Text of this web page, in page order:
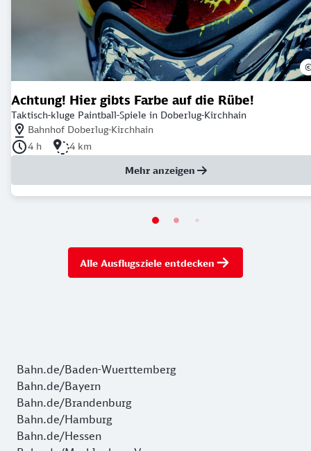
Achtung! Hier gibts Farbe auf die Rübe!
Taktisch-kluge Paintball-Spiele in Doberlug-Kirchhain
Nächstgelegener Bahnhof: Bahnhof Doberlug-Kirchhain
Bahnhof Doberlug-Kirchhain
Dauer der Tour: 4 Stunden
4 h Länge der Tour: 4 Kilometer
4 km
Mehr anzeigen
Alle Ausflugsziele entdecken
Bahn.de/Baden-Wuerttemberg
Bahn.de/Bayern
Bahn.de/Brandenburg
Bahn.de/Hamburg
Bahn.de/Hessen